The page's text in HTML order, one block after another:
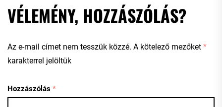
VÉLEMÉNY, HOZZÁSZÓLÁS?
Az e-mail címet nem tesszük közzé. A kötelező mezőket *
karakterrel jelöltük
Hozzászólás *